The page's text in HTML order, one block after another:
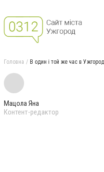
Головна В один і той же час в
Мацола Яна
Контент-редактор